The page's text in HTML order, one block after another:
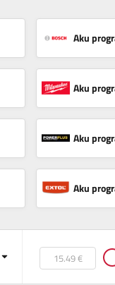
Aku
Aku
Aku
Aku